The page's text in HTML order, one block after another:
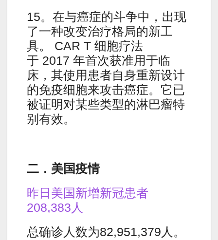
15。在与癌症的斗争中，出现
了一种改变治疗格局的新工
具。 CAR T 细胞疗法
于 2017 年首次获准用于临
床，其使用患者自身重新设计
的免疫细胞来攻击癌症。它已
被证明对某些类型的淋巴瘤特
别有效。
二．美国疫情
昨日美国新增新冠患者
208,383人
总确诊人数为82,951,379人。